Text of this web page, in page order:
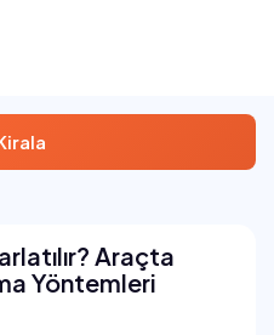
Araçta
Yöntemleri